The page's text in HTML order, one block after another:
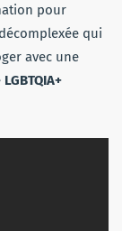
pour
qui
avec une
LGBTQIA+